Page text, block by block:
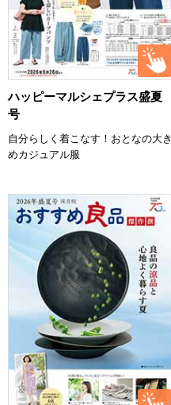
ハッピーマルシェプラス盛夏
号
自分らしく着こなす！おとなの大き
めカジュアル服